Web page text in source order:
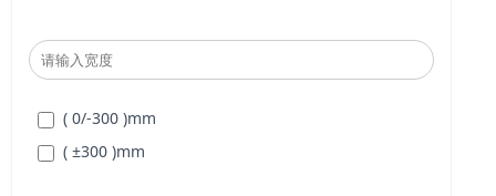
( 0/-300 )mm
( ±300 )mm